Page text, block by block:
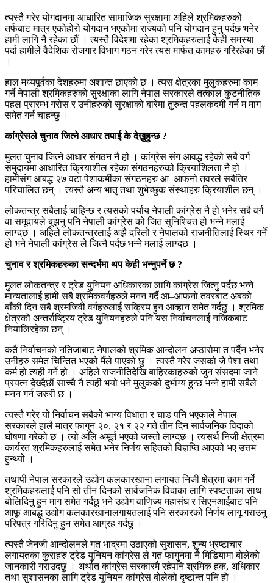
त्यस्तै गरेर योगदानमा आधारित सामाजिक सुरक्षामा अहिले श्रमिकहरुको
तर्फबाट मात्र एकोहोरो योगदान भएकोमा राज्यको पनि योगदान हुनु पर्दछ भनेर
हामी लागि नै रहेका छौं । त्यस्तै विदेशमा रहेका श्रमिकहरुलाई केही समस्या
पर्दा हामीले वैदेशिक रोजगार विभाग गठन गरेर त्यस मार्फत कामहरु गरिरहेका छौं
।
हाल मध्यपूर्वका देशहरुमा अशान्त छाएको छ । त्यस क्षेत्रका मुलुकहरुमा काम
गर्ने नेपाली श्रमिकहरुको सुरक्षाका लागि नेपाल सरकारले तत्काल कुटनीतिक
पहल प्रारम्भ गरोस र उनीहरुको सुरक्षाको बारेमा तुरुन्त पहलकदमी गर्न म माग
समेत गर्न चाहन्छु ।
कांग्रेसले चुनाव जित्ने आधार तपाई के देख्नुहुन्छ ?
मुलत चुनाव जित्ने आधार संगठन नै हो । कांग्रेस संग आवद्ध रहेको सबै वर्ग
समुदायमा आधारित क्रियाशील रहेका संगठनहरुको क्रियाशिलता नै हो ।
हामीसंग आबद्ध २७ वटा पेशाकर्मीका संगठनहरु आ–आफनो तवरले सबैतिर
परिचालित छन् । त्यस्तै अन्य भातृ तथा शुभेच्छुक संस्थाहरु क्रियाशील छन् ।
लोकतन्त्र सबैलाई चाहिन्छ र त्यसको पर्याय नेपाली कांग्रेस नै हो भनेर सबै वर्ग
वा समूदायले बुझनु पनि नेपाली कांग्रेस को जित सुनिश्चित हो भन्ने मलाई
लाग्दछ । अहिले लोकतन्त्रलाई अझै दरिलो र नेपालको राजनीतिलाई स्थिर गर्ने
हो भने नेपाली कांग्रेस ले जित्नै पर्दछ भन्ने मलाई लाग्दछ ।
चुनाव र श्रमिकहरुका सन्दर्भमा थप केही भन्नुपर्ने छ ?
मुलत लोकतन्त्र र ट्रेड युनियन अधिकारका लागि कांग्रेस जित्नु पर्दछ भन्ने
मान्यतालाई हामी सबै श्रमिकवर्गहरुले मनन गर्दै आ–आफनो तवरबाट अबको
बाँकी दिन सबै श्रमजिवी वर्गहरुलाई सक्रिय हुन आव्हान समेत गर्दछु । श्रमिक
क्षेत्रको अन्तर्राष्ट्रिय ट्रेड युनियनहरुले पनि यस निर्वाचनलाई नजिकबाट
नियालिरहेका छन् ।
कतै निर्वाचनको नतिजाबाट नेपालको श्रमिक आन्दोलन अप्ठारोमा त पर्दैन भनेर
उनीहरु समेत चिन्तित भएको मैंले पाएको छु । त्यस्तै गरेर जसको जे पेशा तथा
कर्म हो त्यही गर्ने हो । अहिले राजनीतिदेखि बाहिरकाहरुको जुन संसदमा जाने
प्रयत्न देख्दैछौं साच्चै नै त्यही भयो भने मुलुकको दुर्भाग्य हुन्छ भन्ने हामी सबैले
मनन गर्न जरुरी छ ।
त्यस्तै गरेर यो निर्वाचन सबैको भाग्य विधाता र चाड पनि भएकाले नेपाल
सरकारले हालै मात्र फागुन २०, २१ र २२ गते तीन दिन सार्वजनिक विदाको
घोषणा गरेको छ । त्यो अलि अमूर्त भएको जस्तो लाग्दछ । त्यसर्थ निजी क्षेत्रमा
कार्यरत श्रमिकहरुलाई समेत भनेर निर्णय सहितको विज्ञप्ति आएको भए उत्तम
हुन्थ्यो ।
तथापी नेपाल सरकारले उद्योग कलकारखाना लगायत निजी क्षेत्रमा काम गर्ने
श्रमिकहरुलाई पनि सो तीन दिनको सार्वजनिक विदाका लागि स्पष्टताका साथ
बोलिदिनु हुन माग समेत गर्दछु भने उद्योग वाणिज्य महासंघ र सिएनआईबाट पनि
आफू आबद्ध उद्योग कलकारखानालगायतलाई पनि सरकारको निर्णय लागू गराउनु
परिपत्र गरिदिनु हुन समेत आग्रह गर्दछु ।
त्यस्तै जेनजी आन्दोलनले गत भाद्रमा उठाएको सुशासन, शुन्य भ्रष्टाचार
लगायतका कुराहरु ट्रेड युनियन कांग्रेस ले गत फागुनमा नै मिडियामा बोलेको
जानकारी गराउदछु । अर्थात कांग्रेस सरकारमै रहेपनि श्रमिक हक, अधिकार
तथा सुशासनका लागि ट्रेड युनियन कांग्रेस बोलेको दृष्टान्त पनि हो ।